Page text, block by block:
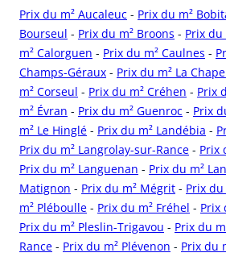
Prix du m² Aucaleuc - Prix du m²
Bourseul - Prix du m² Broons - Prix du
m² Calorguen - Prix du m² Caulnes -
Champs-Géraux - Prix du m² La
m² Corseul - Prix du m² Créhen - Prix
m² Évran - Prix du m² Guenroc - Prix
m² Le Hinglé - Prix du m² Landébia -
Prix du m² Langrolay-sur-Rance - Prix
Prix du m² Languenan - Prix du m²
Matignon - Prix du m² Mégrit - Prix du
m² Pléboulle - Prix du m² Fréhel - Prix
Prix du m² Pleslin-Trigavou - Prix du
Rance - Prix du m² Plévenon - Prix du